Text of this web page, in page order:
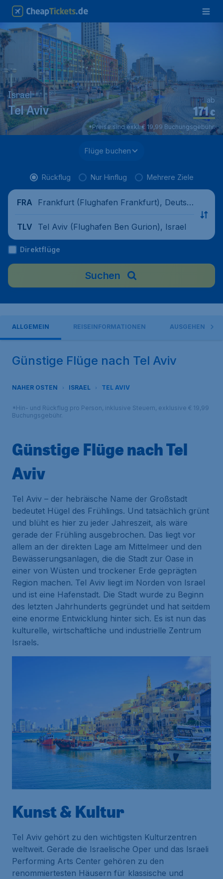
Israel
Tel Aviv €
171
ab
*Preise sind exkl. € 19,99 Buchungsgebühr.
Flüge buchen
Rückflug Nur Hinflug Mehrere Ziele
FRA
Frankfurt (Flughafen Frankfurt), Deutsc
TLV
Tel Aviv (Flughafen Ben Gurion), Israel
Direktflüge
Suchen
ALLGEMEIN REISEINFORMATIONEN AUSGEHEN
Günstige Flüge nach Tel Aviv
NAHER OSTEN ISRAEL TEL AVIV
*Hin- und Rückflug pro Person, inklusive Steuern, exklusive € 19,99
Buchungsgebühr.
Günstige Flüge nach Tel
Aviv
Tel Aviv – der hebräische Name der Großstadt
bedeutet Hügel des Frühlings. Und tatsächlich grünt
und blüht es hier zu jeder Jahreszeit, als wäre
gerade der Frühling ausgebrochen. Das liegt vor
allem an der direkten Lage am Mittelmeer und den
Bewässerungsanlagen, die die Stadt zur Oase in
einer von Wüsten und trockener Erde geprägten
Region machen. Tel Aviv liegt im Norden von Israel
und ist eine Hafenstadt. Die Stadt wurde zu Beginn
des letzten Jahrhunderts gegründet und hat seitdem
eine enorme Entwicklung hinter sich. Es ist nun das
kulturelle, wirtschaftliche und industrielle Zentrum
Israels.
Kunst & Kultur
Tel Aviv gehört zu den wichtigsten Kulturzentren
weltweit. Gerade die Israelische Oper und das Israeli
Performing Arts Center gehören zu den
renommiertesten Häusern für klassische und